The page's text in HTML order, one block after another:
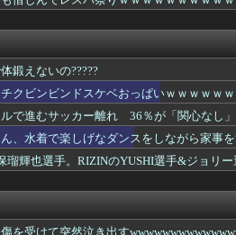
しまうｗｗｗｗｗｗｗｗｗｗｗｗ
ｗｗｗｗｗｗｗｗｗ （※画像あり）
しまう・・・
スケベおっぱいｗｗｗｗｗｗｗｗｗｗ
のアソコを尻穴を見ながら1分間...
の子ｗｗｗ
ぶっかけ祭ｗｗｗｗｗｗｗｗｗｗｗ
ード一括で買えちゃう私って素敵」
・・
(ケチャップ取り上げる)」
｢胃が痛い｣とか言い出すｗｗｗｗｗ
鍛えないの?????
クビンビンドスケベおっぱいｗｗｗｗｗ
ルで進むサッカー離れ 36％が「関心なし」
、水着で楽しげなダンスをしながら家事
瑠輝也選手。RIZINのYUSHI選手&ジョリ
を受けて突然泣き出す